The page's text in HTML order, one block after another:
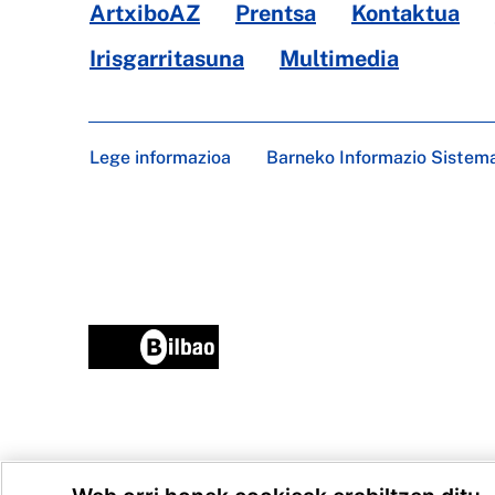
ArtxiboAZ Prentsa Kontaktua
Irisgarritasuna
Multimedia
Lege informazioa Barneko Informazio